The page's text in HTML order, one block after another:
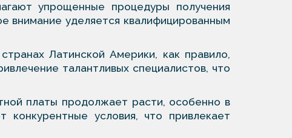
упрощенные процедуры получения
внимание уделяется квалифицированным
Латинской Америки, как правило,
талантливых специалистов, что
платы продолжает расти, особенно в
конкурентные условия, что привлекает